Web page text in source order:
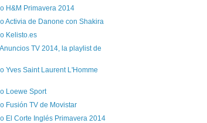
H&M Primavera 2014
Activia de Danone con Shakira
Kelisto.es
TV 2014, la playlist de
Yves Saint Laurent L'Homme
Loewe Sport
Fusión TV de Movistar
El Corte Inglés Primavera 2014